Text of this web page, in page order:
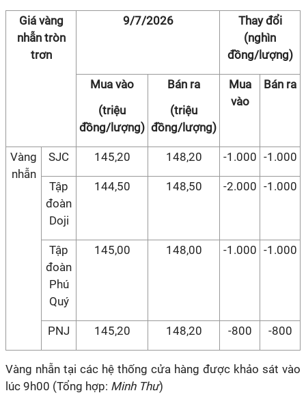
Giá vàng
nhẫn tròn
trơn
9/7/2026
Thay đổi
(nghìn
đồng/lượng)
Mua vào
(triệu
đồng/lượng)
Bán ra
(triệu
đồng/lượng)
Mua
vào
Bán ra
Vàng
nhẫn
SJC 145,20 148,20 -1.000 -1.000
Tập
đoàn
Doji
144,50 148,50 -2.000 -1.000
Tập
đoàn
Phú
Quý
145,00 148,00 -1.000 -1.000
PNJ 145,20 148,20 -800 -800
Vàng nhẫn tại các hệ thống cửa hàng được khảo sát vào
lúc 9h00 (Tổng hợp: Minh Thư)